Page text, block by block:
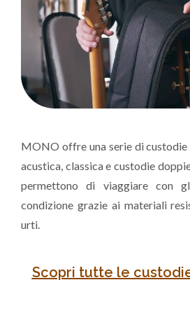
MONO offre una serie di
acustica, classica e custodie
permettono di viaggiare con
condizione grazie ai materiali
urti.
Scopri tutte le